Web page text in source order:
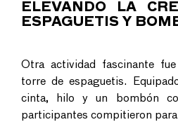
ELEVANDO LA
ESPAGUETIS Y
Otra actividad fascinante
torre de espaguetis.
cinta, hilo y un bombón
participantes compitieron